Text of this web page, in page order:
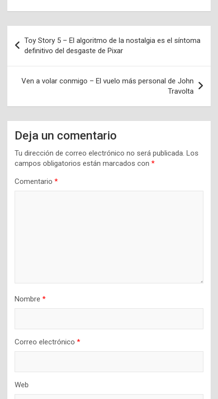
de
entradas
Toy Story 5 – El algoritmo de la nostalgia es el síntoma
definitivo del desgaste de Pixar
Ven a volar conmigo – El vuelo más personal de John
Travolta
Deja un comentario
Tu dirección de correo electrónico no será publicada. Los
campos obligatorios están marcados con *
Comentario *
Nombre *
Correo electrónico *
Web